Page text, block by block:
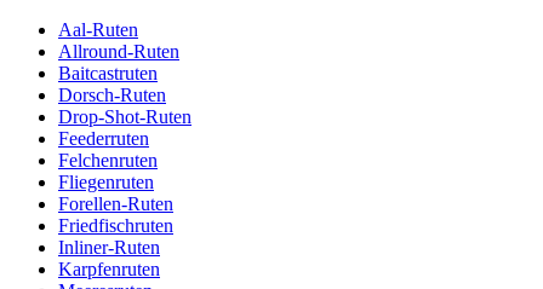
Aal-Ruten
Allround-Ruten
Baitcastruten
Dorsch-Ruten
Drop-Shot-Ruten
Feederruten
Felchenruten
Fliegenruten
Forellen-Ruten
Friedfischruten
Inliner-Ruten
Karpfenruten